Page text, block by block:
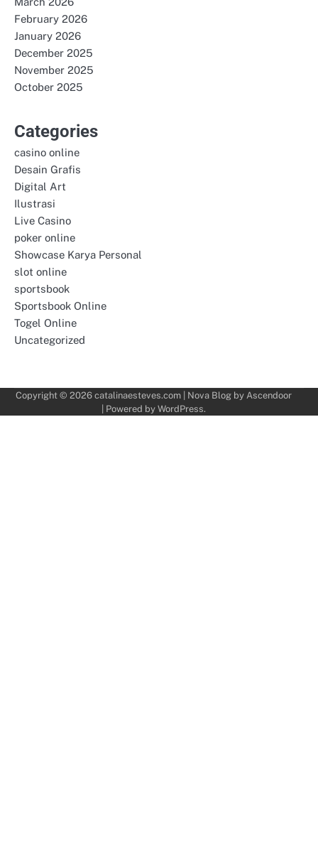
February 2026
January 2026
December 2025
November 2025
October 2025
Categories
casino online
Desain Grafis
Digital Art
Ilustrasi
Live Casino
poker online
Showcase Karya Personal
slot online
sportsbook
Sportsbook Online
Togel Online
Uncategorized
Copyright © 2026 catalinaesteves.com| Nova Blog by Ascendoor
| Powered by WordPress.